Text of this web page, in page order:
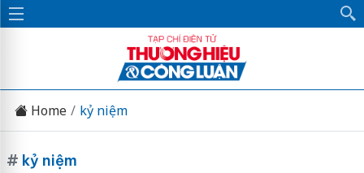
Home kỷ niệm
# kỷ niệm